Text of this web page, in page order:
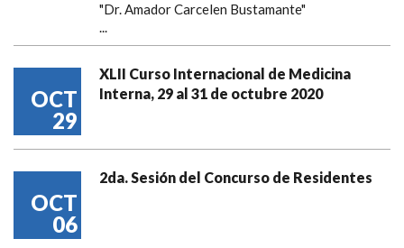
"Dr. Amador Carcelen Bustamante"
...
OCT
29
XLII Curso Internacional de Medicina
Interna, 29 al 31 de octubre 2020
OCT
06
2da. Sesión del Concurso de Residentes